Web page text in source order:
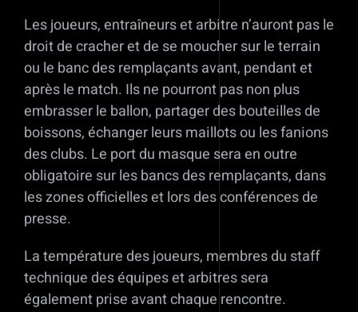
Les joueurs, entraîneurs et arbitre n’auront pas le
droit de cracher et de se moucher sur le terrain
ou le banc des remplaçants avant, pendant et
après le match. Ils ne pourront pas non plus
embrasser le ballon, partager des bouteilles de
boissons, échanger leurs maillots ou les fanions
des clubs. Le port du masque sera en outre
obligatoire sur les bancs des remplaçants, dans
les zones officielles et lors des conférences de
presse.
La température des joueurs, membres du staff
technique des équipes et arbitres sera
également prise avant chaque rencontre.